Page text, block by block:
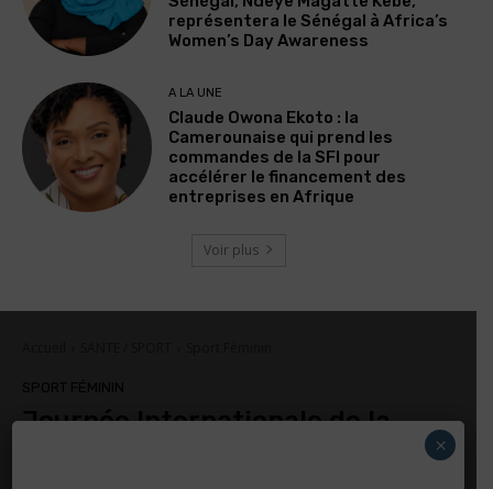
représentera le Sénégal à Africa’s
Women’s Day Awareness
A LA UNE
Claude Owona Ekoto : la
Camerounaise qui prend les
commandes de la SFI pour
accélérer le financement des
entreprises en Afrique
Voir plus